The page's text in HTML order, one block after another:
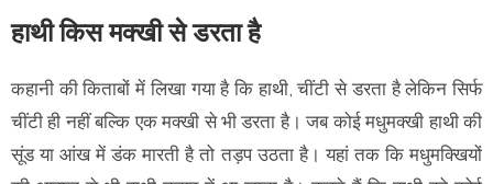
हाथी किस मक्खी से डरता है
कहानी की किताबों में लिखा गया है कि हाथी, चींटी से डरता है लेकिन सिर्फ
चींटी ही नहीं बल्कि एक मक्खी से भी डरता है। जब कोई मधुमक्खी हाथी की
सूंड या आंख में डंक मारती है तो तड़प उठता है। यहां तक कि मधुमक्खियों